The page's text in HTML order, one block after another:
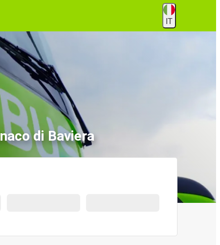
IT
di Baviera